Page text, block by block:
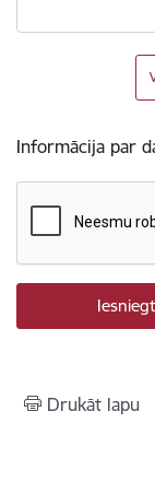
Informācija par
Drukāt lapu